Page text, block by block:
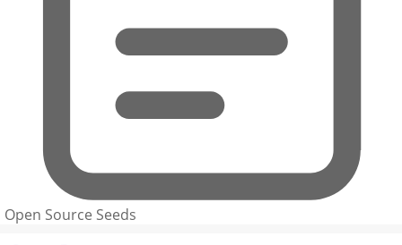
Open Source Seeds